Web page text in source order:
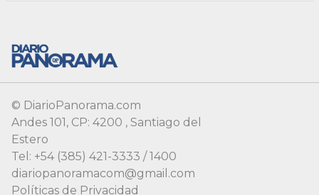
© DiarioPanorama.com
Andes 101, CP: 4200 , Santiago del
Estero
Tel: +54 (385) 421-3333 / 1400
diariopanoramacom@gmail.com
Políticas de Privacidad